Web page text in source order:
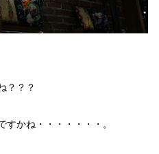
？？？
かね・・・・・・・。